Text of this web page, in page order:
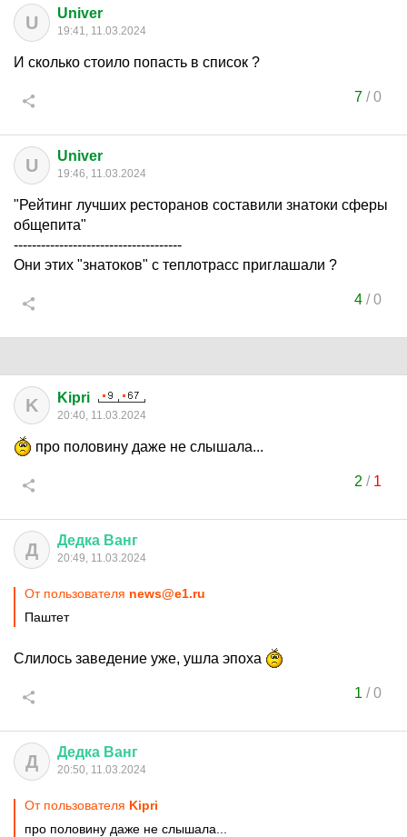
U Univer
19:41, 11.03.2024
И сколько стоило попасть в список ?
7/0
U Univer
19:46, 11.03.2024
"Рейтинг лучших ресторанов составили знатоки сферы
общепита"
-------------------------------------
Они этих "знатоков" с теплотрасс приглашали ?
4/0
K Kipri
20:40, 11.03.2024
про половину даже не слышала...
2 / 1
Д Дедка Ванг
20:49, 11.03.2024
От пользователя news@e1.ru
Паштет
Слилось заведение уже, ушла эпоха
1 /0
Д Дедка Ванг
20:50, 11.03.2024
От пользователя Kipri
про половину даже не слышала...